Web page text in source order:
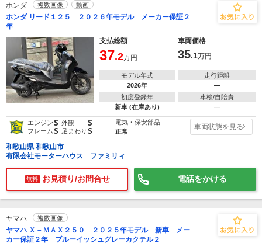
ホンダ 複数画像 動画
ホンダ リード１２５ ２０２６年モデル メーカー保証２
年
支払総額
車両価格
37.2万円 35.1万円
モデル年式
2026年
走行距離
―
初度登録年
新車 (在庫あり)
車検/自賠責
―
エンジンS 外観 S
フレームS 足まわり S
電気・保安部品
正常
車両状態を見る
和歌山県 和歌山市
有限会社モーターハウス ファミリィ
無料 お見積り/お問合せ 電話をかける
ヤマハ 複数画像
ヤマハ Ｘ－ＭＡＸ２５０ ２０２５年モデル 新車 メー
カー保証２年 ブルーイッシュグレーカクテル２